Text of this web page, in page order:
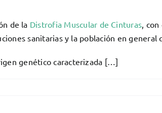
de la Distrofia Muscular de Cinturas, con
sanitarias y la población en general
genético caracterizada […]